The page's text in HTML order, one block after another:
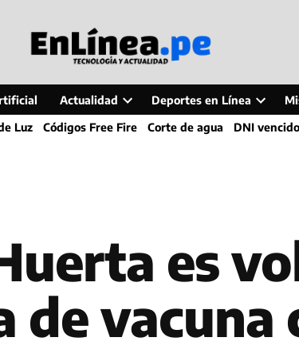
Actualidad
Open
dropdown
Deportes en Línea
Open
dropdown
Luz Códigos Free Fire Corte de agua DNI vencido
es
de vacuna